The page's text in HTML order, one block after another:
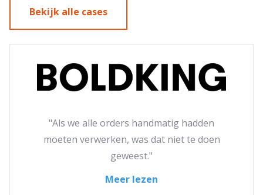
Bekijk alle cases
"Als we alle orders handmatig hadden
moeten verwerken, was dat niet te doen
geweest."
Meer lezen